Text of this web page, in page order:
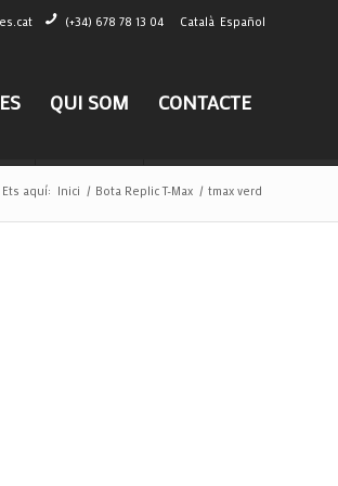
Català Español
(+34) 678 78 13 04
QUI SOM CONTACTE
Ets aquí: Inici / Bota Replic T-Max / tmax verd